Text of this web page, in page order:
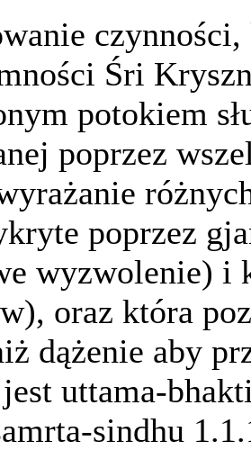
czynności,
Śri
potokiem
poprzez
poprzez
wyzwolenie) i
oraz która
dążenie aby
uttama-
sindhu